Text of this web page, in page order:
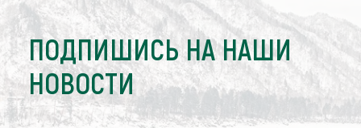
ПОДПИШИСЬ НА НАШИ
НОВОСТИ